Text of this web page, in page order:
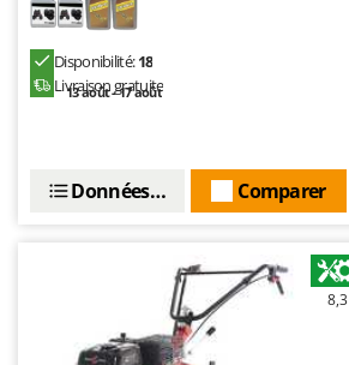
Schnitzer
Seven Italy
Shark
Sirman
Snapper
Disponibilité:18
Livraison gratuite
13 août - 17 août
Comparer
Données techniques
8,3